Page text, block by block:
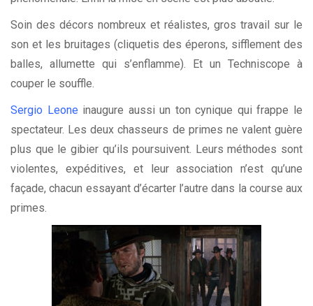
Soin des décors nombreux et réalistes, gros travail sur le
son et les bruitages (cliquetis des éperons, sifflement des
balles, allumette qui s’enflamme). Et un Techniscope à
couper le souffle.
Sergio Leone inaugure aussi un ton cynique qui frappe le
spectateur. Les deux chasseurs de primes ne valent guère
plus que le gibier qu’ils poursuivent. Leurs méthodes sont
violentes, expéditives, et leur association n’est qu’une
façade, chacun essayant d’écarter l’autre dans la course aux
primes.